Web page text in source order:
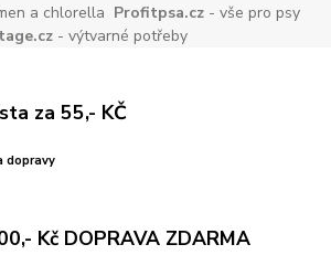
a chlorella Profitpsa.cz - vše pro psy
- výtvarné potřeby
za 55,- KČ
dopravy
Kč DOPRAVA ZDARMA